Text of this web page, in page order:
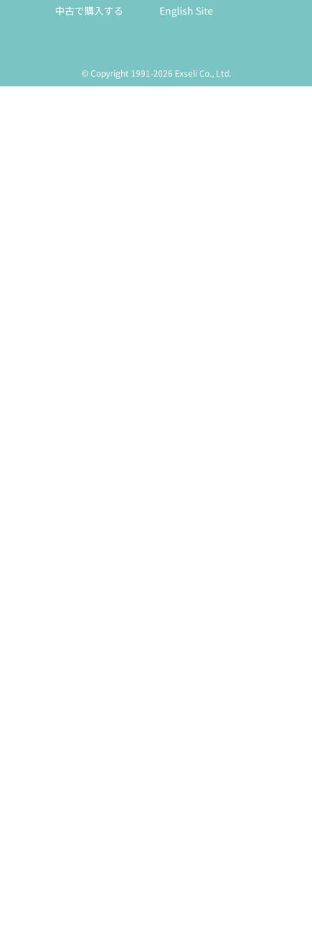
中古で購入する
English Site
© Copyright 1991-2026 Exseli Co., Ltd.